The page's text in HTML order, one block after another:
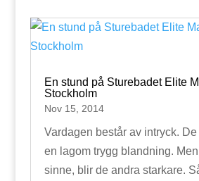
En stund på Sturebadet Elite
Stockholm
Nov 15, 2014
Vardagen består av intryck.
en lagom trygg blandning.
sinne, blir de andra starkare.